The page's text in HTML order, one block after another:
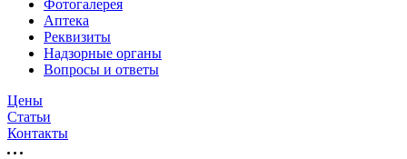
Фотогалерея
Аптека
Реквизиты
Надзорные органы
Вопросы и ответы
Цены
Статьи
Контакты